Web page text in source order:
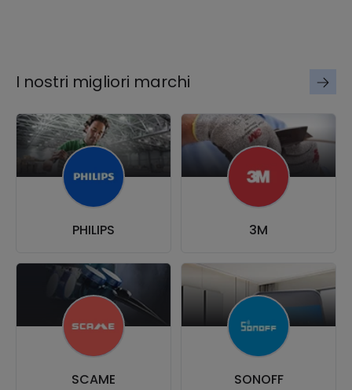
I nostri migliori marchi
PHILIPS 3M
SCAME SONOFF